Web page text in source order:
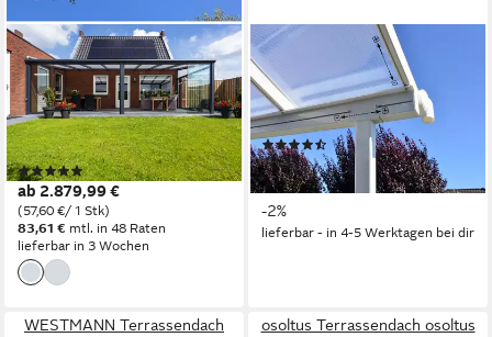
TERRASSANA
Terrassendach Premium
Komplettset inkl. 16 mm
Doppelstegplatten, BxT:
406x250 cm, Bedachung
Doppelstegplatten
(Polycarbonat)
(4)
ab 2.879,99 €
(57,60 €/ 1 Stk)
83,61 € mtl. in 48 Raten
lieferbar in 3 Wochen
PALRAM - CANOPIA
Terrassendach, BxT: 690x230
cm, Bedachung Dachplatten,
BxT: 690x230 cm
(2)
1.953,72 € UVP
1.999,00 €
56,72 €mtl. in 48 Raten
-2%
lieferbar - in 4-5 Werktagen bei dir
WESTMANN Terrassendach
osoltus Terrassendach osoltus